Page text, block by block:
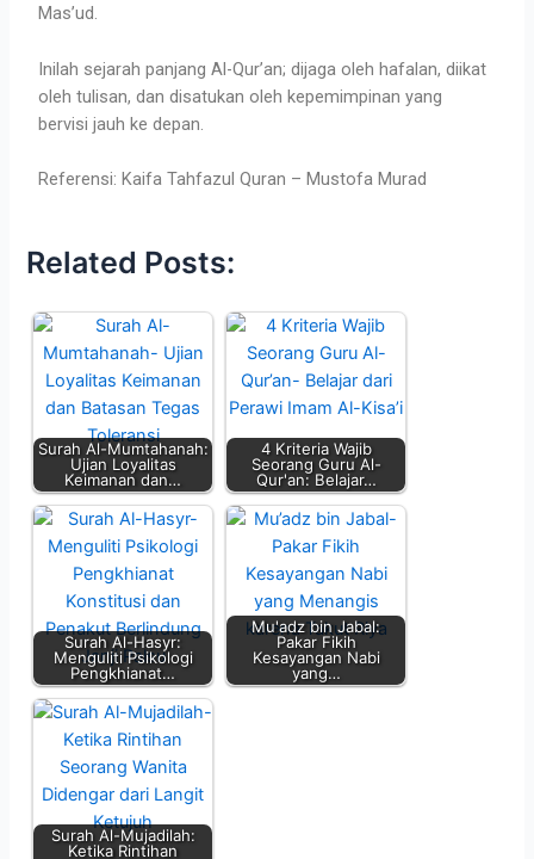
Mas’ud.
Inilah sejarah panjang Al-Qur’an; dijaga oleh hafalan, diikat
oleh tulisan, dan disatukan oleh kepemimpinan yang
bervisi jauh ke depan.
Referensi: Kaifa Tahfazul Quran – Mustofa Murad
Related Posts:
Surah Al-Mumtahanah:
Ujian Loyalitas
Keimanan dan…
4 Kriteria Wajib
Seorang Guru Al-
Qur'an: Belajar…
Surah Al-Hasyr:
Menguliti Psikologi
Pengkhianat…
Mu'adz bin Jabal:
Pakar Fikih
Kesayangan Nabi
yang…
Surah Al-Mujadilah:
Ketika Rintihan